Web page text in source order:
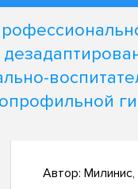
Автор: